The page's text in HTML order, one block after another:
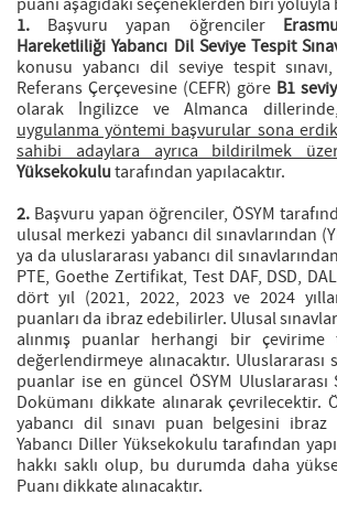
puanı aşağıdaki seçeneklerden biri
1. Başvuru yapan öğrenciler
Hareketliliği Yabancı Dil Seviye Tespit
konusu yabancı dil seviye tespit
Referans Çerçevesine (CEFR) göre B1
olarak İngilizce ve Almanca dillerinde,
uygulanma yöntemi başvurular sona
sahibi adaylara ayrıca bildirilmek
Yüksekokulutarafından yapılacaktır.
2. Başvuru yapan öğrenciler, ÖSYM
ulusal merkezi yabancı dil sınavlarından
ya da uluslararası yabancı dil
PTE, Goethe Zertifikat, Test DAF, DSD,
dört yıl (2021, 2022, 2023 ve 2024
puanları da ibraz edebilirler. Ulusal
alınmış puanlar herhangi bir çevirime
değerlendirmeye alınacaktır. Uluslararası
puanlar ise en güncel ÖSYM Uluslararası
Dokümanı dikkate alınarak çevrilecektir.
yabancı dil sınavı puan belgesini ibraz
Yabancı Diller Yüksekokulu tarafından
hakkı saklı olup, bu durumda daha
Puanı dikkate alınacaktır.